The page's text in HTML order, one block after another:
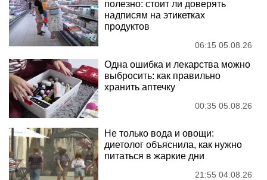
полезно: стоит ли доверять
надписям на этикетках
продуктов
06:15 05.08.26
Одна ошибка и лекарства можно
выбросить: как правильно
хранить аптечку
00:35 05.08.26
Не только вода и овощи:
диетолог объяснила, как нужно
питаться в жаркие дни
21:55 04.08.26